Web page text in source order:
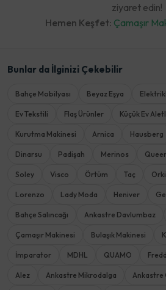
ziyaret edin!
Hemen Keşfet: Çamaşır
Bunlar da İlginizi Çekebilir
Bahçe Mobilyası Beyaz Eşya
Ev Tekstili Flaş Ürünler Küçük Ev
Kurutma Makinesi Arnica Hausberg
Dinarsu Padişah Merinos
Soley Visco Örtüm Taç
Lorenzo Lady Moda Heniver
Bahçe Salıncağı Ankastre Davlumbaz
Çamaşır Makinesi Bulaşık Makinesi
İmparator MDHL QUAMO
Alez Ankastre Mikrodalga Ankastre